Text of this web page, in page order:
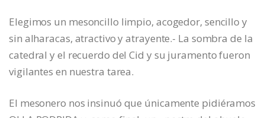
Elegimos un mesoncillo limpio, acogedor, sencillo y
sin alharacas, atractivo y atrayente.- La sombra de la
catedral y el recuerdo del Cid y su juramento fueron
vigilantes en nuestra tarea.
El mesonero nos insinuó que únicamente pidiéramos